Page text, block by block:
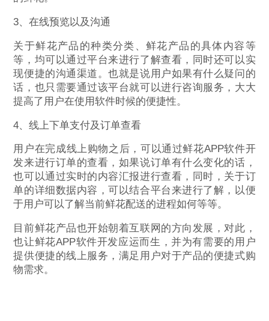
3、在线预览以及沟通
关于鲜花产品的种类分类、鲜花产品的具体内容等
等，均可以通过平台来进行了解查看，同时还可以实
现便捷的沟通渠道。也就是说用户如果有什么疑问的
话，也只需要通过该平台就可以进行咨询服务，大大
提高了用户在使用软件时候的便捷性。
4、线上下单支付及订单查看
用户在完成线上购物之后，可以通过鲜花APP软件开
发来进行订单的查看，如果说订单有什么变化的话，
也可以通过实时的内容汇报进行查看，同时，关于订
单的详细数据内容，可以结合平台来进行了解，以便
于用户可以了解当前鲜花配送的进程如何等等。
目前鲜花产品也开始朝着互联网的方向发展，对此，
也让鲜花APP软件开发应运而生，并为有需要的用户
提供便捷的线上服务，满足用户对于产品的便捷式购
物需求。